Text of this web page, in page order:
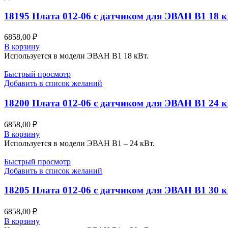
18195 Плата 012-06 с датчиком для ЭВАН В1 18
6858,00 ₽
В корзину
Используется в модели ЭВАН В1 18 кВт.
Быстрый просмотр
Добавить в список желаний
18200 Плата 012-06 с датчиком для ЭВАН В1 24
6858,00 ₽
В корзину
Используется в модели ЭВАН В1 – 24 кВт.
Быстрый просмотр
Добавить в список желаний
18205 Плата 012-06 с датчиком для ЭВАН В1 30
6858,00 ₽
В корзину